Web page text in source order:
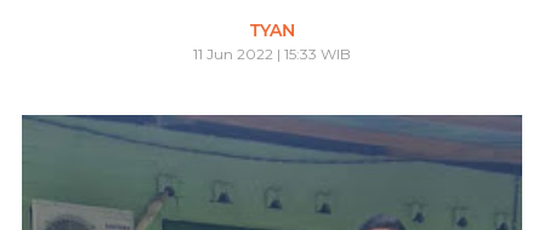
TYAN
11 Jun 2022 | 15:33 WIB